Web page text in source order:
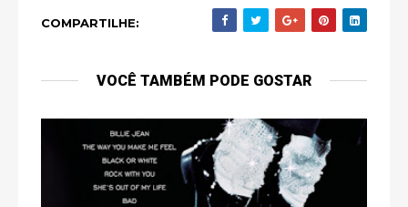
COMPARTILHE:
VOCÊ TAMBÉM PODE GOSTAR